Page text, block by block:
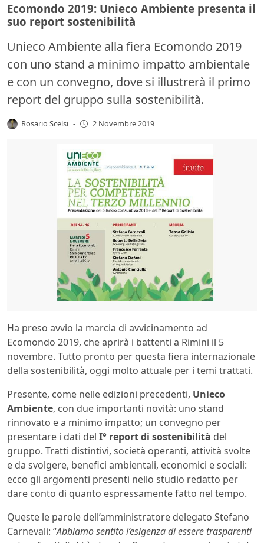
Ecomondo 2019: Unieco Ambiente presenta il
suo report sostenibilità
Unieco Ambiente alla fiera Ecomondo 2019
con uno stand a minimo impatto ambientale
e con un convegno, dove si illustrerà il primo
report del gruppo sulla sostenibilità.
Rosario Scelsi - 2 Novembre 2019
Ha preso avvio la marcia di avvicinamento ad
Ecomondo 2019, che aprirà i battenti a Rimini il 5
novembre. Tutto pronto per questa fiera internazionale
della sostenibilità, oggi molto attuale per i temi trattati.
Presente, come nelle edizioni precedenti, Unieco
Ambiente, con due importanti novità: uno stand
rinnovato e a minimo impatto; un convegno per
presentare i dati del I° report di sostenibilità del
gruppo. Tratti distintivi, società operanti, attività svolte
e da svolgere, benefici ambientali, economici e sociali:
ecco gli argomenti presenti nello studio redatto per
dare conto di quanto espressamente fatto nel tempo.
Queste le parole dell’amministratore delegato Stefano
Carnevali: “Abbiamo sentito l’esigenza di essere trasparenti